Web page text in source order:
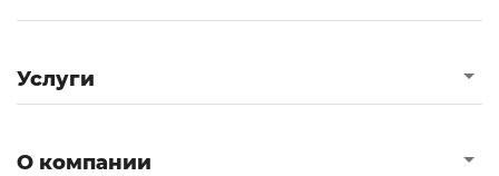
Услуги
О компании